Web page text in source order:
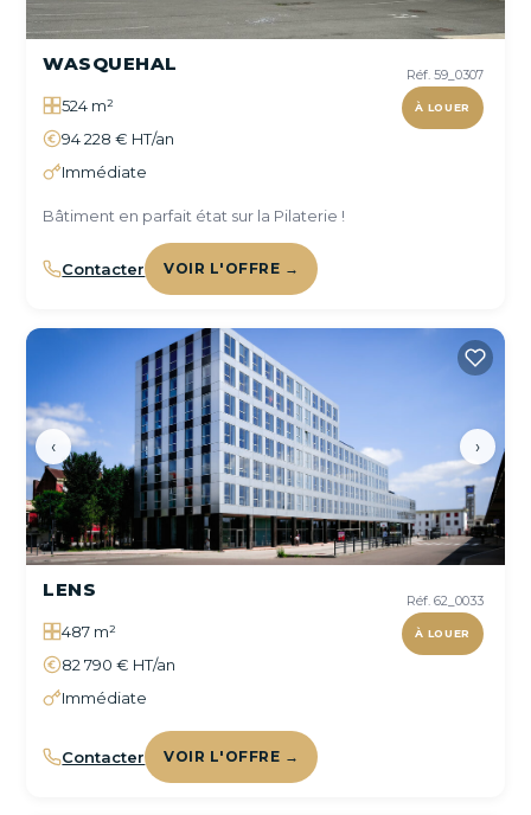
Réf. 59_0307
À LOUER
WASQUEHAL
524 m²
94 228 € HT/an
Immédiate
Bâtiment en parfait état sur la Pilaterie !
Contacter VOIR L'OFFRE →
‹ ›
Réf. 62_0033
À LOUER
LENS
487 m²
82 790 € HT/an
Immédiate
Contacter VOIR L'OFFRE →